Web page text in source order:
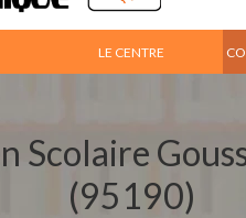
LE CENTRE
Scolaire
(95190)